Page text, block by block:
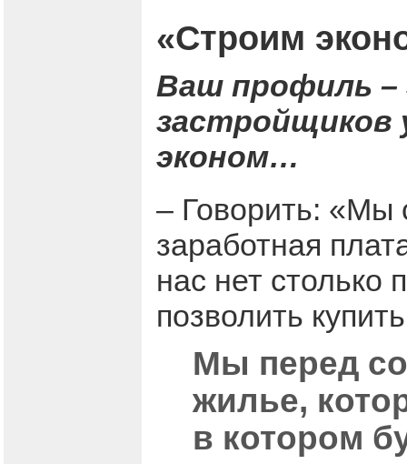
«Строим
Ваш профиль –
эконом…
– Говорить: «Мы
заработная
нас нет столько
позволить
Мы перед
жилье,
в котором